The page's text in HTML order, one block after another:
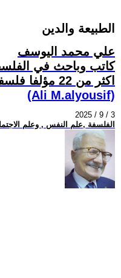
الطبيعة والدين
علي محمد اليوسف
كاتب وباحث في
اكثر من 22 مؤلفا فلسفيا
(Ali M.alyousif)
2025 / 9 / 3
الفلسفة ,علم النفس , وعلم